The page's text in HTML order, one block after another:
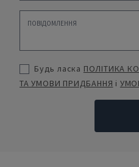
Будь ласка ПОЛІТИКА
ТА УМОВИ ПРИДБАННЯ і